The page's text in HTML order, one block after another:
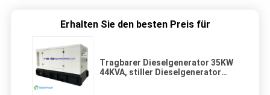
Erhalten Sie den besten Preis für
Tragbarer Dieselgenerator 35KW
44KVA, stiller Dieselgenerator